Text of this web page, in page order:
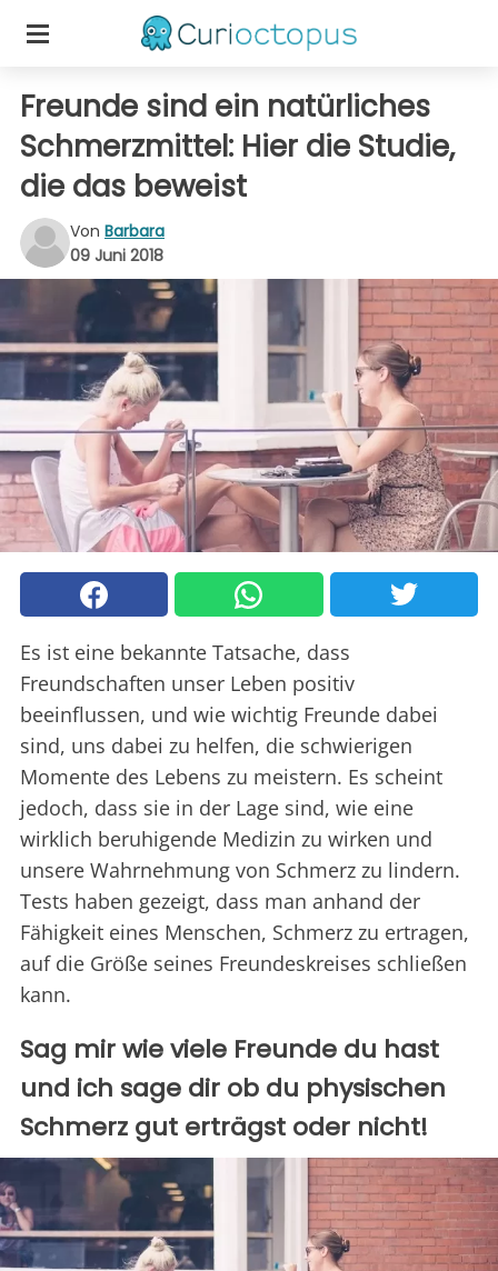
Freunde sind ein natürliches
Schmerzmittel: Hier die Studie,
die das beweist
Von Barbara
09 Juni 2018
Es ist eine bekannte Tatsache, dass
Freundschaften unser Leben positiv
beeinflussen, und wie wichtig Freunde dabei
sind, uns dabei zu helfen, die schwierigen
Momente des Lebens zu meistern. Es scheint
jedoch, dass sie in der Lage sind, wie eine
wirklich beruhigende Medizin zu wirken und
unsere Wahrnehmung von Schmerz zu lindern.
Tests haben gezeigt, dass man anhand der
Fähigkeit eines Menschen, Schmerz zu ertragen,
auf die Größe seines Freundeskreises schließen
kann.
Sag mir wie viele Freunde du hast
und ich sage dir ob du physischen
Schmerz gut erträgst oder nicht!